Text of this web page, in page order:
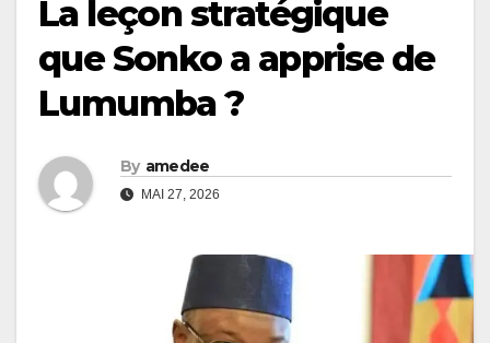
La leçon stratégique
que Sonko a apprise de
Lumumba ?
By amedee
MAI 27, 2026